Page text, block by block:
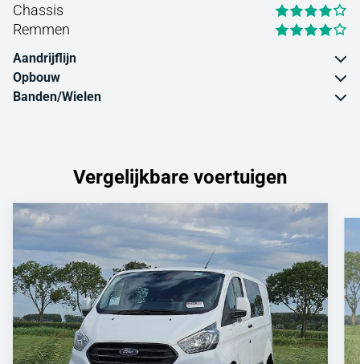
Chassis
Remmen
Aandrijflijn
Opbouw
Banden/Wielen
Vergelijkbare voertuigen